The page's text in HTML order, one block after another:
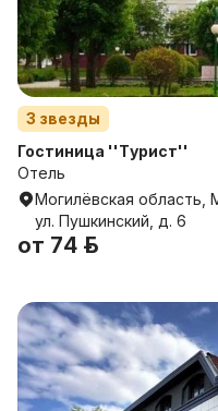
3 звезды
Гостиница ''Турист''
Отель
Могилёвская область,
ул. Пушкинский, д. 6
от 74 р.